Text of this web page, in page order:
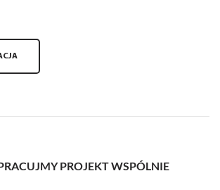
PROJEKT WSPÓLNIE